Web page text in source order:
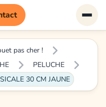
pas cher !
PELUCHE
30 CM JAUNE